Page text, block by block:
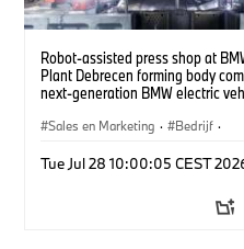
Robot-assisted press shop at
Plant Debrecen forming body
next-generation BMW electric
Sales en Marketing · Bedrijf ·
Tue Jul 28 10:00:05 CEST